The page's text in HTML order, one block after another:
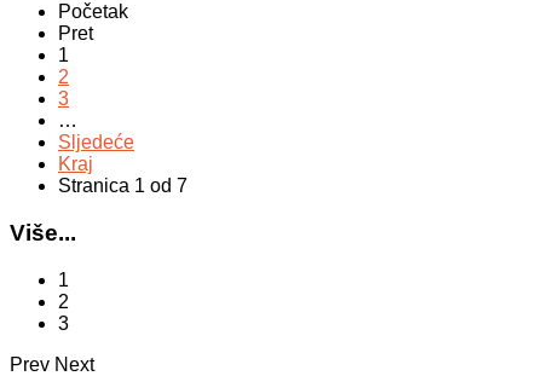
Početak
Pret
1
2
3
…
Sljedeće
Kraj
Stranica 1 od 7
Više...
1
2
3
Prev Next